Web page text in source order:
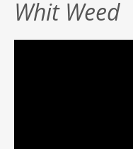
Whit Weed